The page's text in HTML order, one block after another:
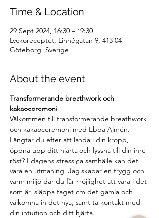
Time & Location
29 Sept 2024, 16:30 – 19:30
Lyckoreceptet, Linnégatan 9, 413 04
Göteborg, Sverige
About the event
Transformerande breathwork och
kakaoceremoni
Välkommen till transformerande breathwork
och kakaoceremoni med Ebba Almén.
Längtar du efter att landa i din kropp,
öppna upp ditt hjärta och lyssna till din inre
röst? I dagens stressiga samhälle kan det
vara en utmaning. Jag skapar en trygg och
varm miljö där du får möjlighet att vara i det
som är, släppa taget om det gamla och
välkomna in det nya, samt ta kontakt med
din intuition och ditt hjärta.